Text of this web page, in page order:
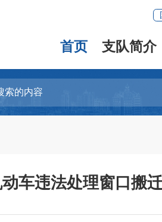
首页 支队简介
车违法处理窗口搬